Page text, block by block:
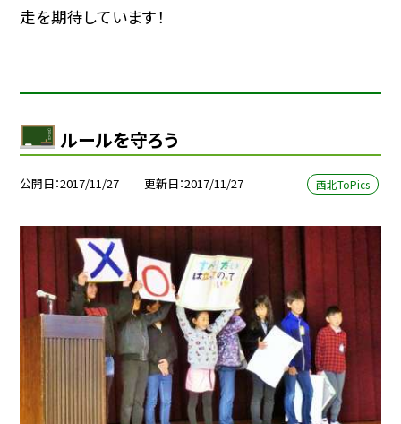
走を期待しています！
ルールを守ろう
公開日 2017/11/27 更新日 2017/11/27 西北ToPics